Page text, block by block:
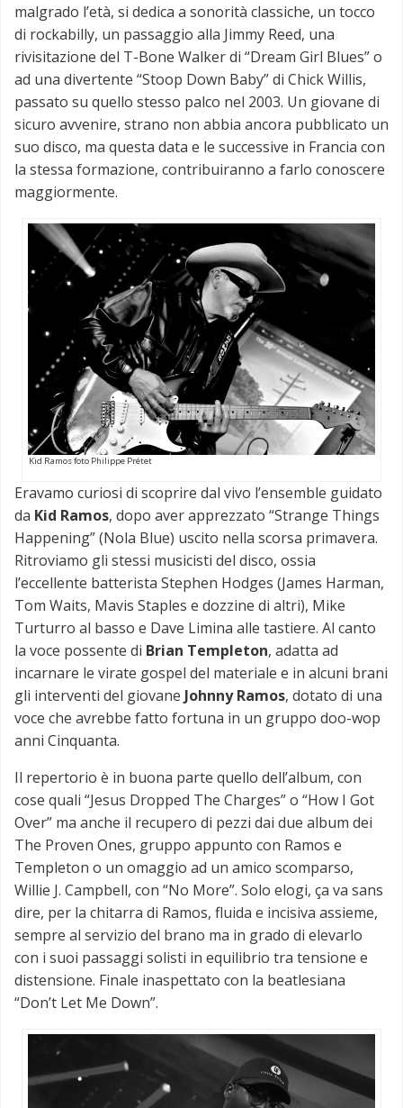
malgrado l’età, si dedica a sonorità classiche, un tocco
di rockabilly, un passaggio alla Jimmy Reed, una
rivisitazione del T-Bone Walker di “Dream Girl Blues” o
ad una divertente “Stoop Down Baby” di Chick Willis,
passato su quello stesso palco nel 2003. Un giovane di
sicuro avvenire, strano non abbia ancora pubblicato un
suo disco, ma questa data e le successive in Francia con
la stessa formazione, contribuiranno a farlo conoscere
maggiormente.
Kid Ramos foto Philippe Prétet
Eravamo curiosi di scoprire dal vivo l’ensemble guidato
da Kid Ramos, dopo aver apprezzato “Strange Things
Happening” (Nola Blue) uscito nella scorsa primavera.
Ritroviamo gli stessi musicisti del disco, ossia
l’eccellente batterista Stephen Hodges (James Harman,
Tom Waits, Mavis Staples e dozzine di altri), Mike
Turturro al basso e Dave Limina alle tastiere. Al canto
la voce possente di Brian Templeton, adatta ad
incarnare le virate gospel del materiale e in alcuni brani
gli interventi del giovane Johnny Ramos, dotato di una
voce che avrebbe fatto fortuna in un gruppo doo-wop
anni Cinquanta.
Il repertorio è in buona parte quello dell’album, con
cose quali “Jesus Dropped The Charges” o “How I Got
Over” ma anche il recupero di pezzi dai due album dei
The Proven Ones, gruppo appunto con Ramos e
Templeton o un omaggio ad un amico scomparso,
Willie J. Campbell, con “No More”. Solo elogi, ça va sans
dire, per la chitarra di Ramos, fluida e incisiva assieme,
sempre al servizio del brano ma in grado di elevarlo
con i suoi passaggi solisti in equilibrio tra tensione e
distensione. Finale inaspettato con la beatlesiana
“Don’t Let Me Down”.